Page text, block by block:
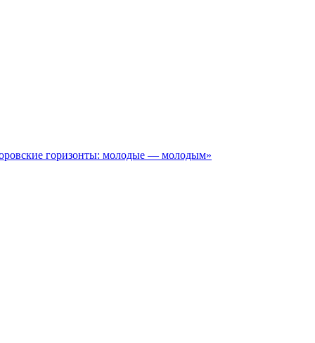
горизонты: молодые — молодым»